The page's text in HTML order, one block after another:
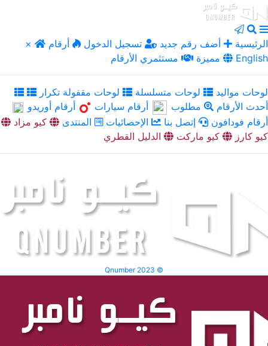
× الرئيسية أضف رقم جديد تسجيل الدخول
أرقام
مميزة
مستثمري الأرقام English
لوحات مواليد لوحات متسلسلة
لوحات مقفولة تكرار
أحدث الأرقام
مطلوب أرقام سيارات
أرقام أوريدو
أرقام فودافون
إتصل بنا الإحصائيات المنتدى
كيو مزاد
كيو كارز
كيو ماركت الدليل القطري
Qnumber 2023 ©